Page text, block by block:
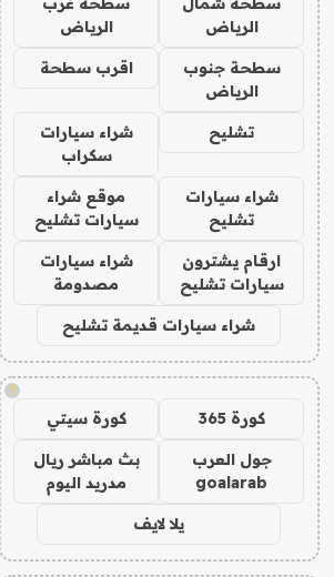
الرياض
الرياض
سطحة جنوب
الرياض
اقرب سطحة
تشليح
شراء سيارات
سكراب
شراء سيارات
تشليح
موقع شراء
سيارات تشليح
ارقام يشترون
سيارات تشليح
شراء سيارات
مصدومة
شراء سيارات قديمة تشليح
!
كورة 365 كورة سيتي
جول العرب
goalarab
بث مباشر ريال
مدريد اليوم
يلا لايف